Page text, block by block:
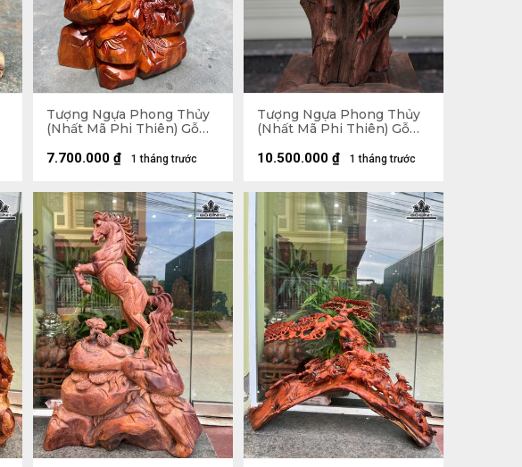
Tượng Ngựa Phong Thủy
(Nhất Mã Phi Thiên) Gỗ
Sâu 24 (cm) - 20kg
1 tháng trước
7.700.000 ₫
Tượng Ngựa Phong Thủy
(Nhất Mã Phi Thiên) Gỗ
20 (cm)
1 tháng trước
10.500.000 ₫